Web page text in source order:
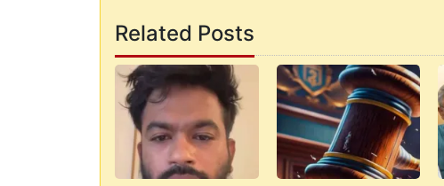
Related Posts